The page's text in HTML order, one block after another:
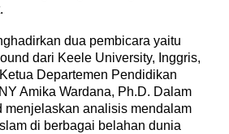
dua pembicara yaitu
dari Keele University, Inggris,
Departemen Pendidikan
Amika Wardana, Ph.D. Dalam
menjelaskan analisis mendalam
di berbagai belahan dunia